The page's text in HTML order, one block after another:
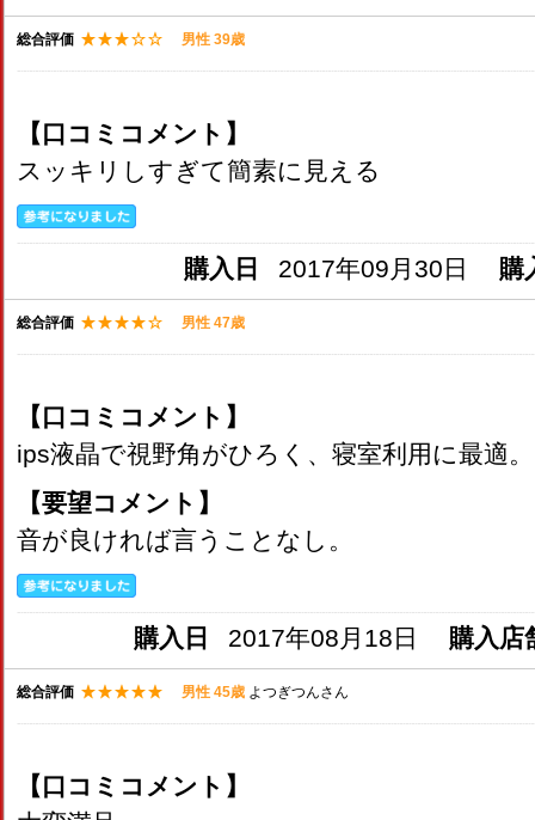
総合評価 男性 39歳
【口コミコメント】
スッキリしすぎて簡素に見える
購入日 2017年09月30日 購
総合評価 男性 47歳
【口コミコメント】
ips液晶で視野角がひろく、寝室利用に最適。
【要望コメント】
音が良ければ言うことなし。
購入日 2017年08月18日 購入店
総合評価 男性 45歳 よつぎつんさん
【口コミコメント】